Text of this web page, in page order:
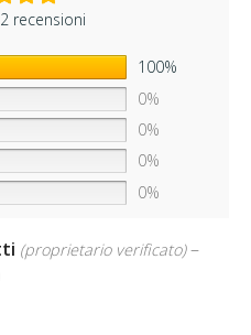
recensioni
100%
0%
0%
0%
0%
(proprietario verificato) –